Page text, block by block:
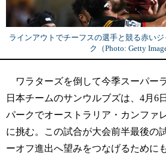
ラインアウトでチーフスの選手と競る赤い
ク（Photo: Getty
ワラターズを倒して今季スーパー
日本チームのサンウルブズは、4月6
パークでオーストラリア・カンファ
に挑む。この試合が大会前半最後の
ーオフ進出へ望みをつなげるために